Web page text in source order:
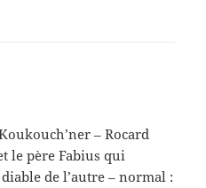
– Rocard
le père Fabius qui
de l’autre – normal :